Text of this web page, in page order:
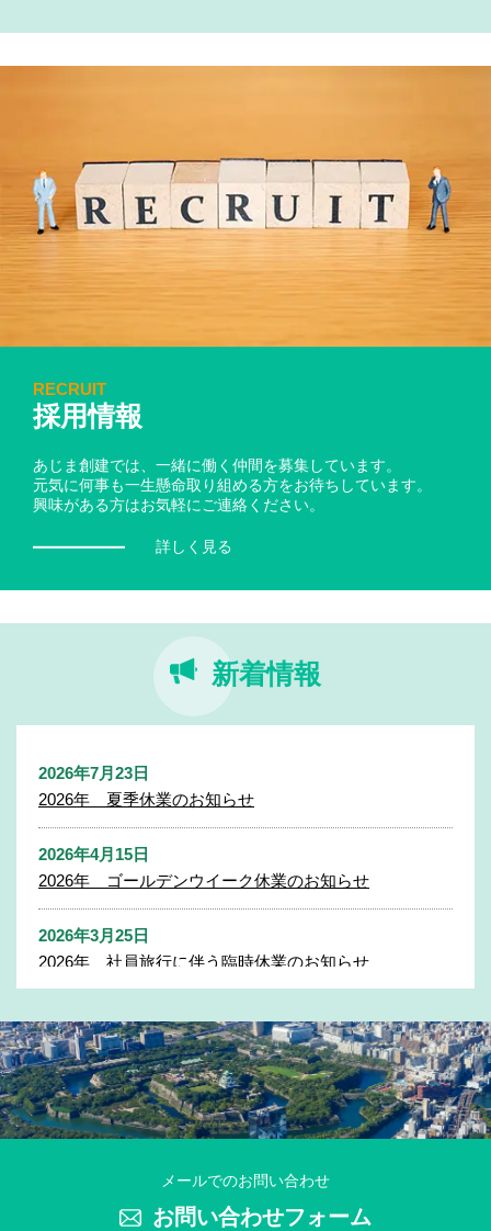
RECRUIT
採用情報
あじま創建では、一緒に働く仲間を募集しています。
元気に何事も一生懸命取り組める方をお待ちしています。
興味がある方はお気軽にご連絡ください。
詳しく見る
新着情報
2026年7月23日
2026年 夏季休業のお知らせ
2026年4月15日
2026年 ゴールデンウイーク休業のお知らせ
2026年3月25日
2026年 社員旅行に伴う臨時休業のお知らせ
2025年 年末年始休業のお知らせ
2025年7月31日
2025年 夏季休業のお知らせ
2025年 ゴールデンウイーク休業のお知らせ
メールでのお問い合わせ
お問い合わせフォーム